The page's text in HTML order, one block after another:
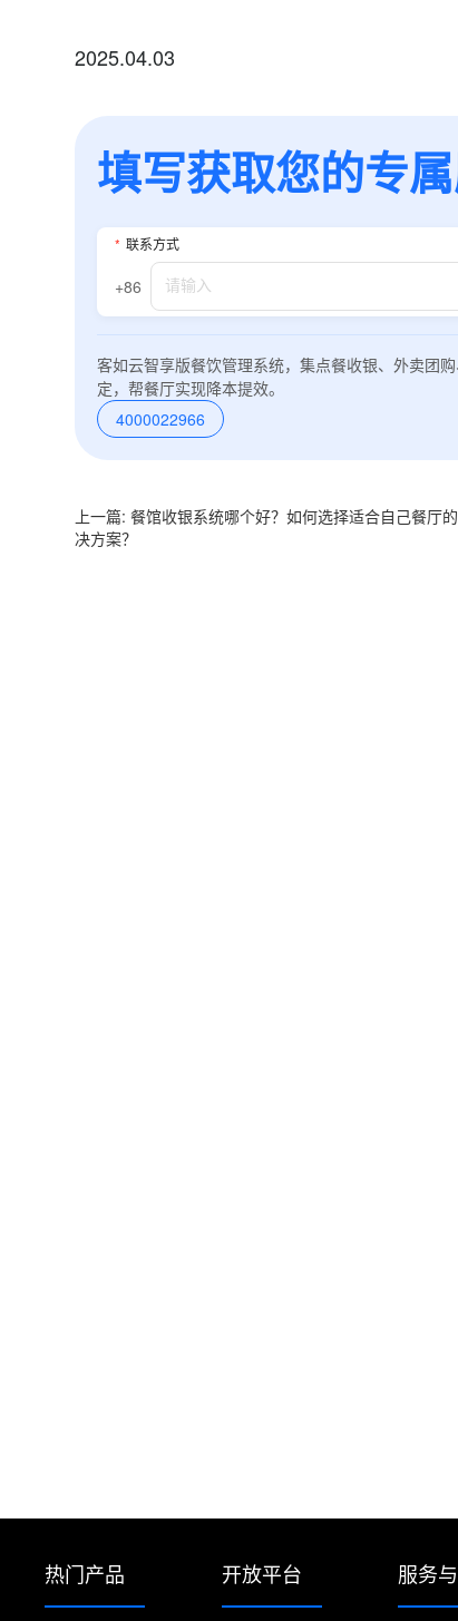
2025.04.03
填写获取您的专
* 联系方式
+86
客如云智享版餐饮管理系统，集点餐收银、外卖团
定，帮餐厅实现降本提效。
4000022966
上一篇: 餐馆收银系统哪个好？如何选择适合自己餐厅
决方案？
热门产品 开放平台 服务